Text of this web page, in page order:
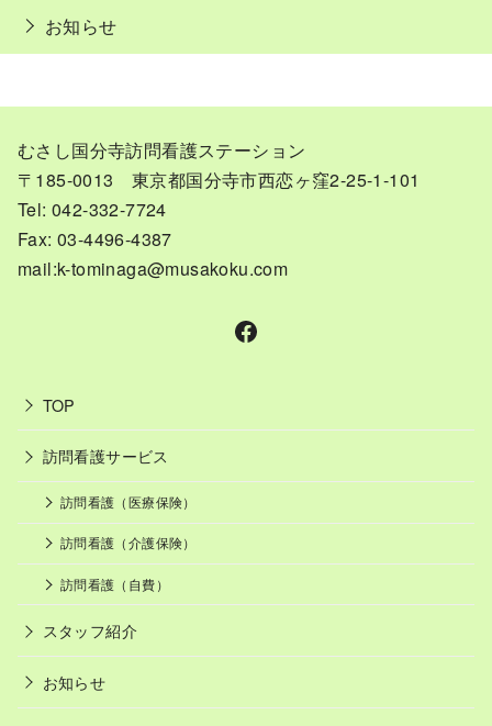
お知らせ
むさし国分寺訪問看護ステーション
〒185-0013 東京都国分寺市西恋ヶ窪2-25-1-101
Tel: 042-332-7724
Fax: 03-4496-4387
mail:k-tominaga@musakoku.com
Facebook
TOP
訪問看護サービス
訪問看護（医療保険）
訪問看護（介護保険）
訪問看護（自費）
スタッフ紹介
お知らせ